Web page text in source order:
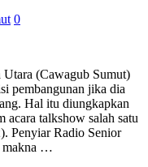
0
(Cawagub Sumut)
pembangunan jika dia
Hal itu diungkapkan
acara talkshow salah satu
Penyiar Radio Senior
makna …